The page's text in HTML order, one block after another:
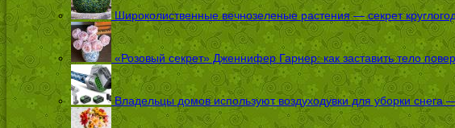
Широколиственные вечнозеленые растения — секрет
«Розовый секрет» Дженнифер Гарнер: как заставить тело
Владельцы домов используют воздуходувки для уборки снега